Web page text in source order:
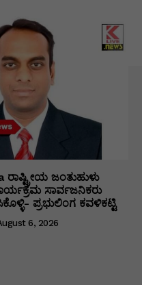
ರಾಷ್ಟ್ರೀಯ ಜಂತುಹುಳು
ಸಾರ್ವಜನಿಕರು
ಪ್ರಭುಲಿಂಗ ಕವಳಿಕಟ್ಟಿ
6, 2026